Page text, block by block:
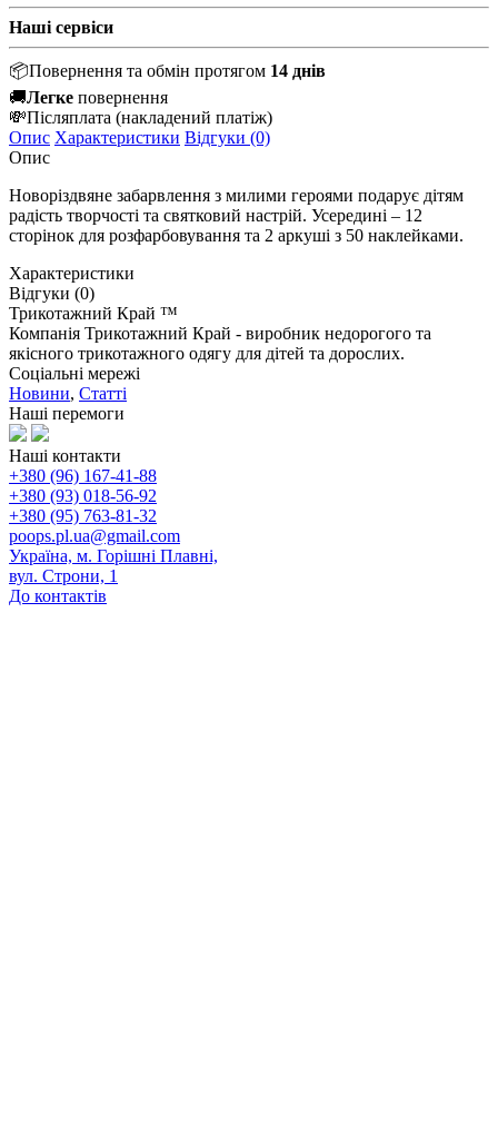
Наші сервіси
📦Повернення та обмін протягом 14 днів
🚚Легке повернення
💸Післяплата (накладений платіж)
Опис Характеристики Відгуки (0)
Опис
Новоріздвяне забарвлення з милими героями подарує дітям
радість творчості та святковий настрій. Усередині – 12
сторінок для розфарбовування та 2 аркуші з 50 наклейками.
Характеристики
Відгуки (0)
Трикотажний Край ™
Компанія Трикотажний Край - виробник недорогого та
якісного трикотажного одягу для дітей та дорослих.
Соціальні мережі
Новини, Статті
Наші перемоги
Наші контакти
+380 (96) 167-41-88
+380 (93) 018-56-92
+380 (95) 763-81-32
poops.pl.ua@gmail.com
Україна, м. Горішні Плавні,
вул. Строни, 1
До контактів